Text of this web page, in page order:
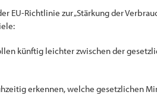
EU-Richtlinie zur „Stärkung der
künftig leichter zwischen der
erkennen, welche gesetzlichen